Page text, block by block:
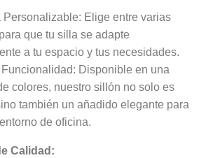
Personalizable: Elige entre varias
que tu silla se adapte
a tu espacio y tus necesidades.
Funcionalidad: Disponible en una
colores, nuestro sillón no solo es
también un añadido elegante para
de oficina.
Calidad: